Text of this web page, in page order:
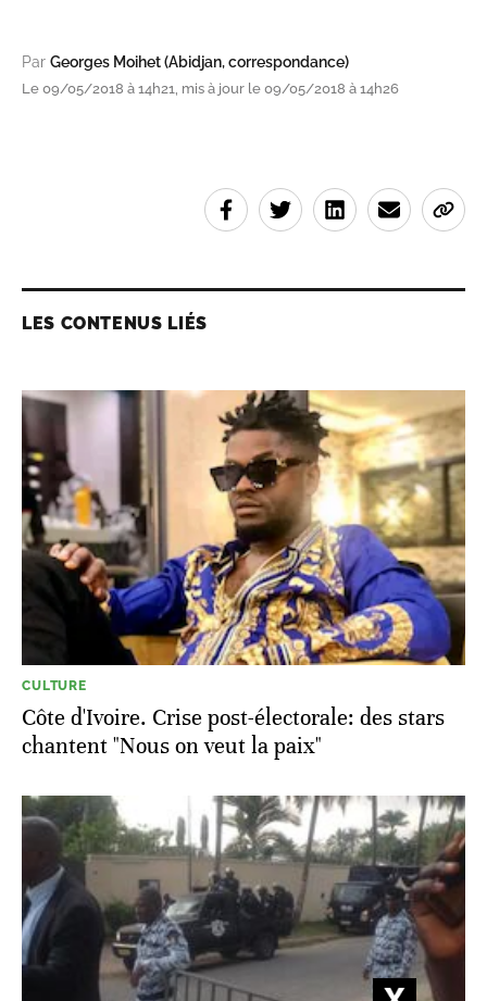
Par Georges Moihet (Abidjan, correspondance)
Le 09/05/2018 à 14h21, mis à jour le 09/05/2018 à 14h26
LES CONTENUS LIÉS
CULTURE
Côte d'Ivoire. Crise post-électorale: des stars
chantent "Nous on veut la paix"